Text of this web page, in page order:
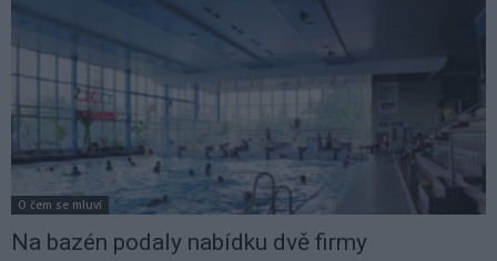
O čem se mluví
Na bazén podaly nabídku dvě firmy